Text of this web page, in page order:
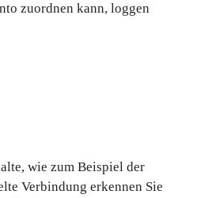
zuordnen kann, loggen
wie zum Beispiel der
Verbindung erkennen Sie